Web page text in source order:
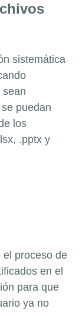
sistemática
sean
puedan
los
.pptx y
el proceso de
en el
para que
ya no